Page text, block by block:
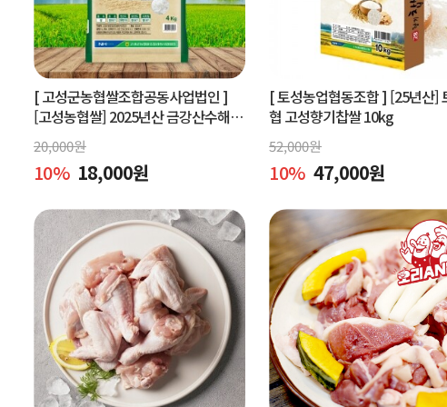
[ 고성군농협쌀조합공동사업법인 ]
[고성농협쌀] 2025년산 금강산수해앤
들미 4kg (상등급) 당일도정
20,000원
10% 18,000원
[ 토성농업협동조합 ] [25년산]
협 고성향기찹쌀 10kg
52,000원
10% 47,000원